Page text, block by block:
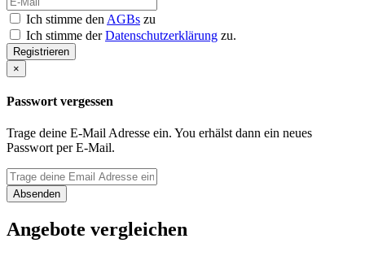
Ich stimme den AGBs zu
Ich stimme derDatenschutzerklärung zu.
Registrieren
×
Passwort vergessen
Trage deine E-Mail Adresse ein. You erhälst dann ein neues
Passwort per E-Mail.
Absenden
Angebote vergleichen